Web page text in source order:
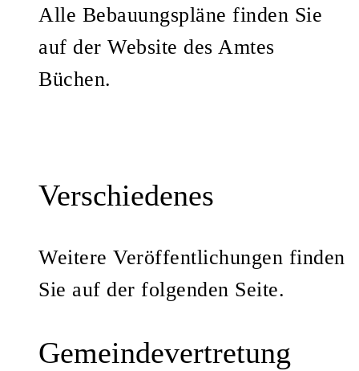
Alle Bebauungspläne finden Sie
auf der Website des Amtes
Büchen.
Verschiedenes
Weitere Veröffentlichungen finden
Sie auf der folgenden Seite.
Gemeindevertretung